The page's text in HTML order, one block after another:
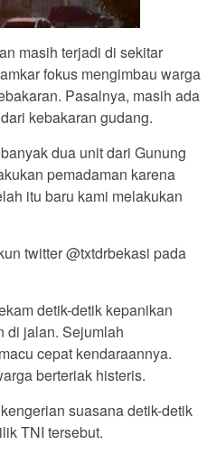
masih terjadi di sekitar
fokus mengimbau warga
Pasalnya, masih ada
kebakaran gudang.
dua unit dari Gunung
pemadaman karena
itu baru kami melakukan
twitter @txtdrbekasi pada
detik-detik kepanikan
di jalan. Sejumlah
cepat kendaraannya.
berteriak histeris.
suasana detik-detik
TNI tersebut.